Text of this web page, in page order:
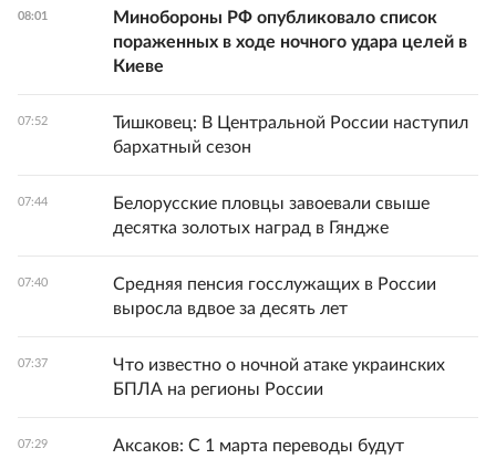
08:01
Минобороны РФ опубликовало список
пораженных в ходе ночного удара целей в
Киеве
07:52
Тишковец: В Центральной России наступил
бархатный сезон
07:44
Белорусские пловцы завоевали свыше
десятка золотых наград в Гяндже
07:40
Средняя пенсия госслужащих в России
выросла вдвое за десять лет
07:37
Что известно о ночной атаке украинских
БПЛА на регионы России
07:29
Аксаков: С 1 марта переводы будут